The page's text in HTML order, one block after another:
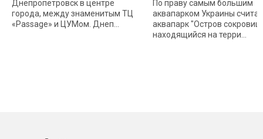
Днепропетровск в центре
города, между знаменитым ТЦ
«Passage» и ЦУМом. Днеп...
По праву самым большим
аквапарком Украины
аквапарк "Остров
находящийся на терри...